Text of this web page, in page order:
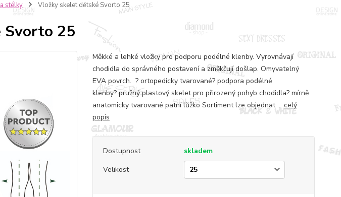
stélky Vložky skelet dětské Svorto 25
Svorto 25
Měkké a lehké vložky pro podporu podélné klenby. Vyrovnávají
chodidla do správného postavení a změkčují došlap. Omyvatelný
EVA povrch. ? ortopedicky tvarované? podpora podélné
klenby? pružný plastový skelet pro přirozený pohyb chodidla? mírně
anatomicky tvarované patní lůžko Sortiment lze objednat ... celý
popis
Dostupnost
skladem
Velikost